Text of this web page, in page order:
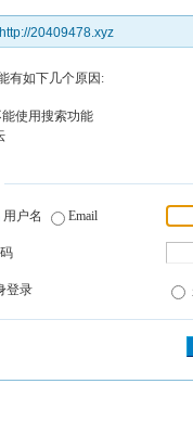
20409478.xyz
有如下几个原因:
使用搜索功能
用户名 Email
登录